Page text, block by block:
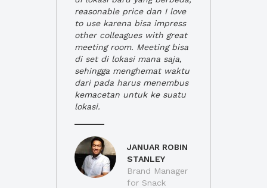
reasonable price dan I love
to use karena bisa impress
other colleagues with great
meeting room. Meeting bisa
di set di lokasi mana saja,
sehingga menghemat waktu
dari pada harus menembus
kemacetan untuk ke suatu
lokasi.
JANUAR ROBIN
STANLEY
Brand Manager
for Snack